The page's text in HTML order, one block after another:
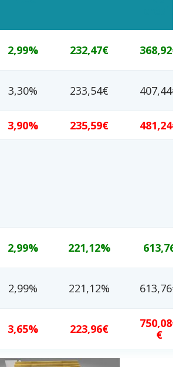
2,99% 232,47€ 368,92€
3,30% 233,54€ 407,44€
3,90% 235,59€ 481,24€
2,99% 221,12% 613,76
2,99% 221,12% 613,76€
3,65% 223,96€
750,08€
€